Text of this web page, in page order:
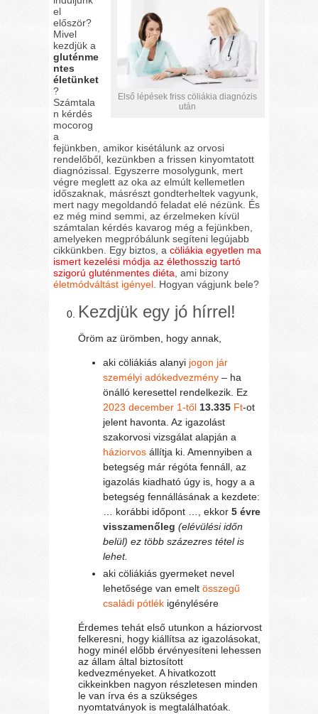
Első lépések friss cöliákia diagnózis
után
el
először?
Mivel
kezdjük a
gluténme
ntes
életünket
?
Számtala
n kérdés
mocorog
a
fejünkben, amikor kisétálunk az orvosi
rendelőből, kezünkben a frissen kinyomtatott
diagnózissal. Egyszerre mosolygunk, mert
végre meglett az oka az elmúlt kellemetlen
időszaknak, másrészt gondterheltek vagyunk,
mert nagy megoldandó feladat elé nézünk. És
ez még mind semmi, az érzelmeken kívül
számtalan kérdés kavarog még a fejünkben,
amelyeken megpróbálunk segíteni legújabb
cikkünkben. Egy biztos, acöliákia egyetlen ma
ismert kezelési módja az élethosszig tartó
szigorú gluténmentes diéta, ami bizony
életmódváltást igényel. Hogyan vágjunk bele?
Kezdjük egy jó hírrel!
Öröm az ürömben, hogy annak,
aki cöliákiás alanyi jogon jár
személyi adókedvezmény – ha
önálló keresettel rendelkezik. Ez
2023 december 1-től13.335 Ft-ot
jelent havonta. Az igazolást
szakorvosi vizsgálat alapján a
háziorvos állítja ki. Amennyiben a
betegség már régóta fennáll, az
igazolás kiadható úgy is, hogy a a
betegség fennállásának a kezdete:
… korábbi időpont …, ekkor5 évre
visszamenőleg (elévülési időn
belül) ez több százezres tétel is
lehet.
aki cöliákiás gyermeket nevel
lehetősége van emeltösszegű
családi pótlék igénylésére
Érdemes tehát első utunkon a háziorvost
felkeresni, hogy kiállítsa az igazolásokat,
hogy minél előbb érvényesíteni lehessen
az állam által biztosított
kedvezményeket. A hivatkozott
cikkeinkben nagyon részletesen minden
le van írva és a szükséges
nyomtatványok is megtalálhatóak.